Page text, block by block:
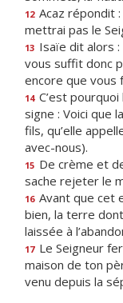
12 Acaz répondit
mettrai pas le
13 Isaïe dit alors :
vous suffit donc
encore que vous
14 C’est
signe : Voici que
fils, qu’elle
avec-nous).
15 De crème et
sache rejeter le
16 Avant que cet
bien, la terre
laissée à
17 Le Seigneur
maison de ton
venu depuis la